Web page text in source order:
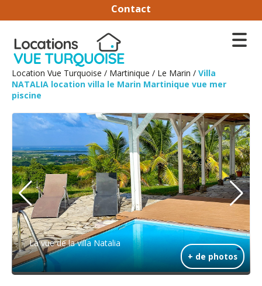
Contact
Location Vue Turquoise / Martinique / Le Marin / Villa
NATALIA location villa le Marin Martinique vue mer
piscine
+ de photos
La vue de la villa Natalia